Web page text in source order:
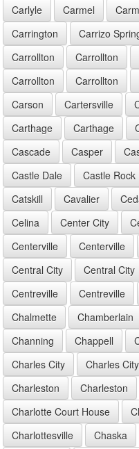
Carlyle Carmel
Carrington
Carrizo
Carrollton
Carrollton
Carrollton
Carrollton
Carson
Cartersville
Carthage
Carthage
Cascade
Casper
Castle Dale
Castle Rock
Catskill
Cavalier
Celina
Center City
Centerville
Centerville
Central City
Central City
Centreville
Centreville
Chalmette
Chamberlain
Channing
Chappell
Charles City
Charles City
Charleston
Charleston
Charlotte Court House
Charlottesville
Chaska